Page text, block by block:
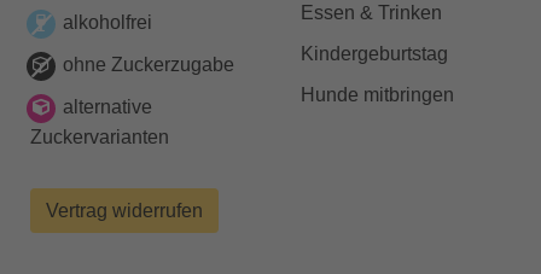
alkoholfrei
ohne Zuckerzugabe
alternative
Zuckervarianten
Vertrag widerrufen
Essen & Trinken
Kindergeburtstag
Hunde mitbringen